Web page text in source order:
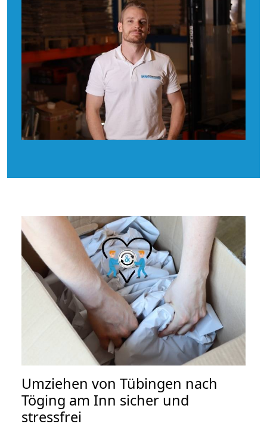
Umziehen von Tübingen nach
Töging am Inn sicher und
stressfrei